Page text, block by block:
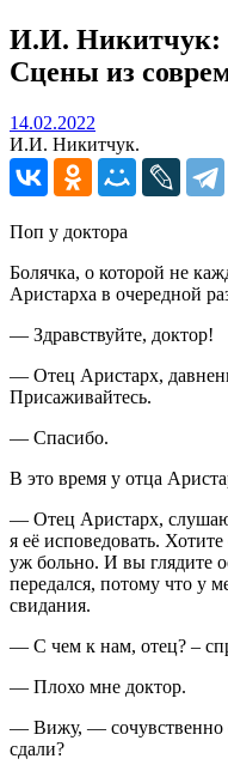
И.И. Никитчук:
Сцены из
14.02.2022
И.И. Никитчук.
Поп у доктора
Болячка, о которой не
Аристарха в очередной
— Здравствуйте, доктор!
— Отец Аристарх,
Присаживайтесь.
— Спасибо.
В это время у отца
— Отец Аристарх,
я её исповедовать.
уж больно. И вы глядите
передался, потому что у
свидания.
— С чем к нам, отец? –
— Плохо мне доктор.
— Вижу, — сочувственно
сдали?